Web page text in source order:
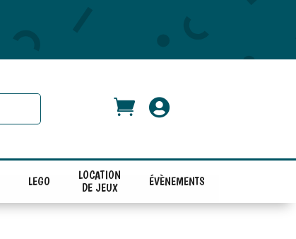
 
LEGO
LOCATION
DE JEUX
ÉVÈNEMENTS